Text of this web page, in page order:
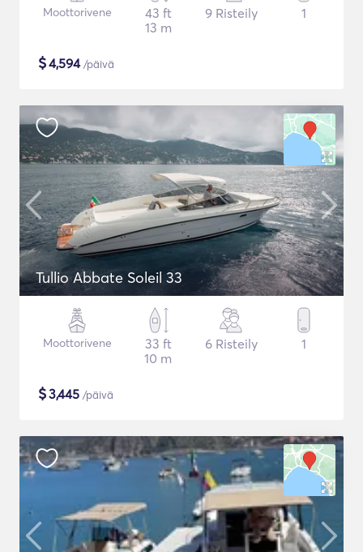
Moottorivene
43 ft
13 m
9 Risteily 1
$4,594/päivä
Tullio Abbate Soleil 33
Moottorivene
33 ft
10 m
6 Risteily 1
$3,445 /päivä